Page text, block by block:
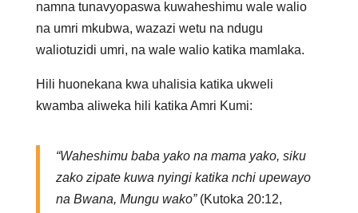
namna tunavyopaswa kuwaheshimu wale walio
na umri mkubwa, wazazi wetu na ndugu
waliotuzidi umri, na wale walio katika mamlaka.
Hili huonekana kwa uhalisia katika ukweli
kwamba aliweka hili katika Amri Kumi:
“Waheshimu baba yako na mama yako, siku
zako zipate kuwa nyingi katika nchi upewayo
na Bwana, Mungu wako”(Kutoka 20:12,